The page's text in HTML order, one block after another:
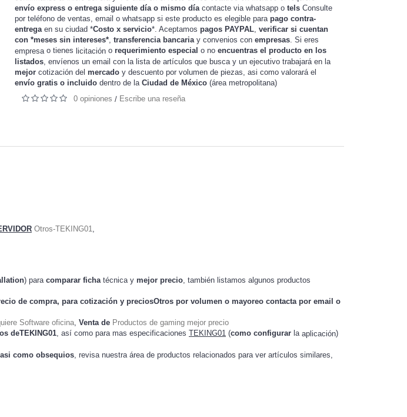
envío express o entrega siguiente día o mismo díacontacte via whatsapp o tels Consulte
por teléfono de ventas, email o whatsapp si este producto es elegible para pago contra-
entregaen su ciudad *Costo x servicio*. Aceptamos pagos PAYPAL, verificar si cuentan
con *meses sin intereses*, transferencia bancariay convenios con empresas. Si eres
empresa o tienes licitación o requerimiento especial o no encuentras el producto en los
listados , envíenos un email con la lista de artículos que busca y un ejecutivo trabajará en la
mejor cotización del mercado y descuento por volumen de piezas, asi como valorará el
envío gratis o incluido dentro de la Ciudad de México (área metropolitana)
0 opiniones / Escribe una reseña
Otros-TEKING01,
) para comparar fichatécnica y mejor precio, también listamos algunos productos
de compra, para cotización y preciosOtros por volumen o mayoreo contacta por email o
Software oficina, Venta de Productos de gaming mejor precio
deTEKING01, así como para mas especificaciones TEKING01 (como configurar la aplicación)
como obsequios , revisa nuestra área de productos relacionados para ver artículos similares